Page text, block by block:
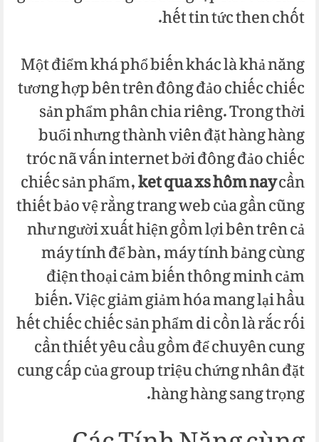
hết tin tức then chốt.
Một điểm khá phổ biến khác là khả năng
tương hợp bên trên đông đảo chiếc chiếc
sản phẩm phân chia riêng. Trong thời
buổi nhưng thành viên đặt hàng hàng
tróc nã vấn internet bởi đông đảo chiếc
chiếc sản phẩm,ket qua xs hôm naycần
thiết bảo vệ rằng trang web của gần cũng
như người xuất hiện gồm lợi bên trên cả
máy tính để bàn, máy tính bảng cùng
điện thoại cảm biến thông minh cảm
biến. Việc giảm giảm hóa mang lại hầu
hết chiếc chiếc sản phẩm di cồn là rắc rối
cần thiết yêu cầu gồm để chuyên cung
cung cấp của group triệu chứng nhân đặt
hàng hàng sang trọng.